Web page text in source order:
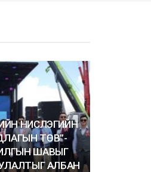
НИСЛЭГИЙН
ТӨВ”-
ШАВЫГ
АЛБАН